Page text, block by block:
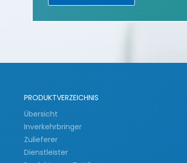
PRODUKTVERZEICHNIS
Übersicht
Inverkehrbringer
Zulieferer
Dienstleister